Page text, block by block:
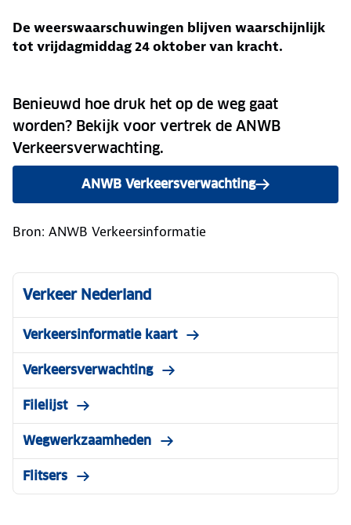
De weerswaarschuwingen blijven waarschijnlijk
tot vrijdagmiddag 24 oktober van kracht.
Benieuwd hoe druk het op de weg gaat
worden? Bekijk voor vertrek de ANWB
Verkeersverwachting.
ANWB Verkeersverwachting
Bron: ANWB Verkeersinformatie
Verkeer Nederland
Verkeersinformatie kaart
Verkeersverwachting
Filelijst
Wegwerkzaamheden
Flitsers